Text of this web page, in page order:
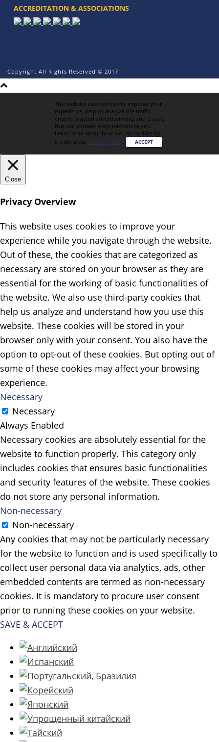
ACCREDITATION & ASSOCIATIONS
Copyright All Rights Reserved © 2017
This website uses cookies to improve your
experience, help us analyze site traffic,
enable targeted advertisements and ensure
that our content stays relevant to you.
Learn more about how we use cookies by
checking our Privacy Policy. ACCEPT
Close
Privacy Overview
This website uses cookies to improve your
experience while you navigate through the website.
Out of these, the cookies that are categorized as
necessary are stored on your browser as they are
essential for the working of basic functionalities of
the website. We also use third-party cookies that
help us analyze and understand how you use this
website. These cookies will be stored in your
browser only with your consent. You also have the
option to opt-out of these cookies. But opting out of
some of these cookies may affect your browsing
experience.
Necessary
Necessary
Always Enabled
Necessary cookies are absolutely essential for the
website to function properly. This category only
includes cookies that ensures basic functionalities
and security features of the website. These cookies
do not store any personal information.
Non-necessary
Non-necessary
Any cookies that may not be particularly necessary
for the website to function and is used specifically to
collect user personal data via analytics, ads, other
embedded contents are termed as non-necessary
cookies. It is mandatory to procure user consent
prior to running these cookies on your website.
SAVE & ACCEPT